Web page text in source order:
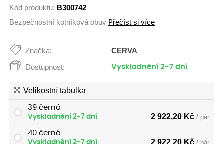
Kód produktu: B300742
Bezpečnostní kotníková obuv Přečíst si více
Značka: CERVA
Dostupnost: Vyskladnění 2-7 dní
Velikostní tabulka
39 černá
Vyskladnění 2-7 dní
2 922,20 Kč / pár
40 černá
Vyskladnění 2-7 dní
2 922,20 Kč / pár